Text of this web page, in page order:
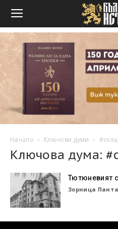
Начало Ключови думи
Ключова дума:
Тютюневият
Зорница